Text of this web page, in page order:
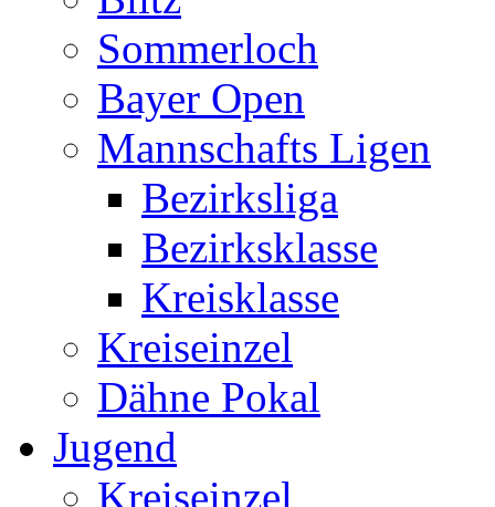
Sommerloch
Bayer Open
Mannschafts Ligen
Bezirksliga
Bezirksklasse
Kreisklasse
Kreiseinzel
Dähne Pokal
Jugend
Kreiseinzel